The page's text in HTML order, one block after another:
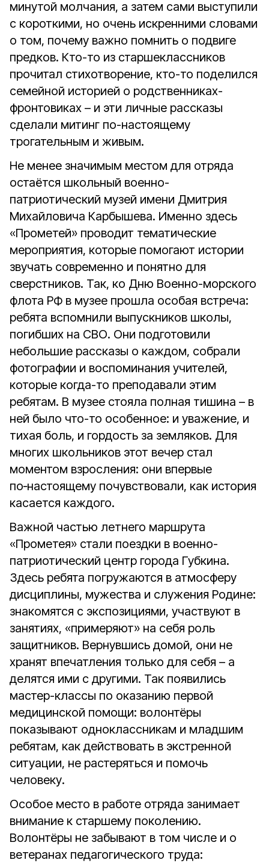
минутой молчания, а затем сами выступили
с короткими, но очень искренними словами
о том, почему важно помнить о подвиге
предков. Кто-то из старшеклассников
прочитал стихотворение, кто-то поделился
семейной историей о родственниках-
фронтовиках – и эти личные рассказы
сделали митинг по-настоящему
трогательным и живым.
Не менее значимым местом для отряда
остаётся школьный военно-
патриотический музей имени Дмитрия
Михайловича Карбышева. Именно здесь
«Прометей» проводит тематические
мероприятия, которые помогают истории
звучать современно и понятно для
сверстников. Так, ко Дню Военно-морского
флота РФ в музее прошла особая встреча:
ребята вспомнили выпускников школы,
погибших на СВО. Они подготовили
небольшие рассказы о каждом, собрали
фотографии и воспоминания учителей,
которые когда-то преподавали этим
ребятам. В музее стояла полная тишина – в
ней было что-то особенное: и уважение, и
тихая боль, и гордость за земляков. Для
многих школьников этот вечер стал
моментом взросления: они впервые
по‑настоящему почувствовали, как история
касается каждого.
Важной частью летнего маршрута
«Прометея» стали поездки в военно-
патриотический центр города Губкина.
Здесь ребята погружаются в атмосферу
дисциплины, мужества и служения Родине:
знакомятся с экспозициями, участвуют в
занятиях, «примеряют» на себя роль
защитников. Вернувшись домой, они не
хранят впечатления только для себя – а
делятся ими с другими. Так появились
мастер-классы по оказанию первой
медицинской помощи: волонтёры
показывают одноклассникам и младшим
ребятам, как действовать в экстренной
ситуации, не растеряться и помочь
человеку.
Особое место в работе отряда занимает
внимание к старшему поколению.
Волонтёры не забывают в том числе и о
ветеранах педагогического труда: